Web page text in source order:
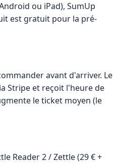
ou iPad), SumUp
est gratuit pour la pré-
avant d'arriver. Le
Stripe et reçoit l'heure de
le ticket moyen (le
Reader 2 / Zettle (29 € +